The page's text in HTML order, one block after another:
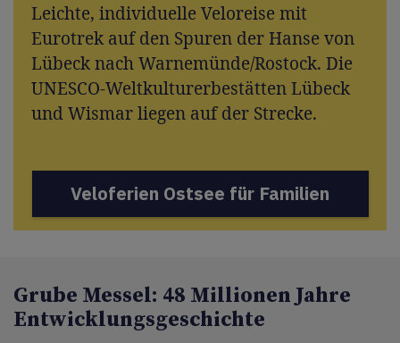
Leichte, individuelle Veloreise mit
Eurotrek auf den Spuren der Hanse von
Lübeck nach Warnemünde/Rostock. Die
UNESCO-Weltkulturerbestätten Lübeck
und Wismar liegen auf der Strecke.
Veloferien Ostsee für Familien
Grube Messel: 48 Millionen Jahre
Entwicklungsgeschichte